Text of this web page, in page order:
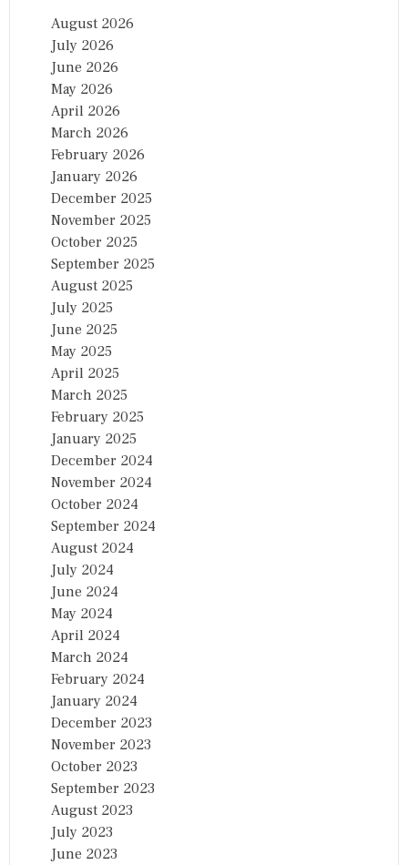
August 2026
July 2026
June 2026
May 2026
April 2026
March 2026
February 2026
January 2026
December 2025
November 2025
October 2025
September 2025
August 2025
July 2025
June 2025
May 2025
April 2025
March 2025
February 2025
January 2025
December 2024
November 2024
October 2024
September 2024
August 2024
July 2024
June 2024
May 2024
April 2024
March 2024
February 2024
January 2024
December 2023
November 2023
October 2023
September 2023
August 2023
July 2023
June 2023